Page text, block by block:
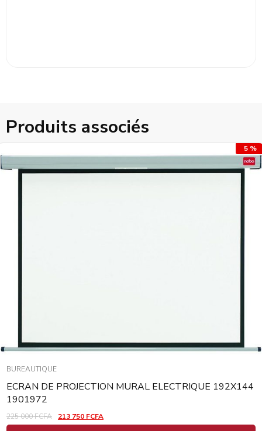
Produits associés
5 %
BUREAUTIQUE
ECRAN DE PROJECTION MURAL ELECTRIQUE 192X144
1901972
225 000FCFA 213 750 FCFA